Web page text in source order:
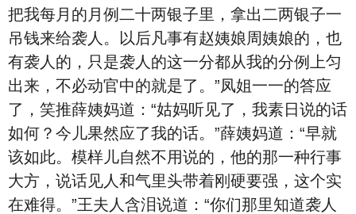
把我每月的月例二十两银子里，拿出二两银子一
吊钱来给袭人。以后凡事有赵姨娘周姨娘的，也
有袭人的，只是袭人的这一分都从我的分例上匀
出来，不必动官中的就是了。”凤姐一一的答应
了，笑推薛姨妈道：“姑妈听见了，我素日说的话
如何？今儿果然应了我的话。”薛姨妈道：“早就
该如此。模样儿自然不用说的，他的那一种行事
大方，说话见人和气里头带着刚硬要强，这个实
在难得。”王夫人含泪说道：“你们那里知道袭人